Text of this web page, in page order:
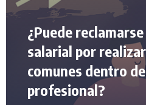
¿Puede
salarial por
comunes dentro
profesional?